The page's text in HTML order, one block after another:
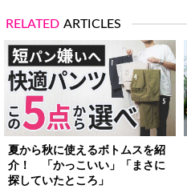
RELATED ARTICLES
夏から秋に使えるボトムスを紹
介！ 「かっこいい」「まさに
探していたところ」